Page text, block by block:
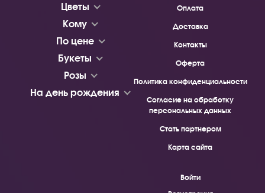
Цветы
Кому
По цене
Букеты
Розы
На день рождения
Оплата
Доставка
Контакты
Оферта
Политика конфиденциальности
Согласие на обработку
персональных данных
Стать партнером
Карта сайта
Войти